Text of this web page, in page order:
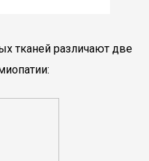
тканей различают две